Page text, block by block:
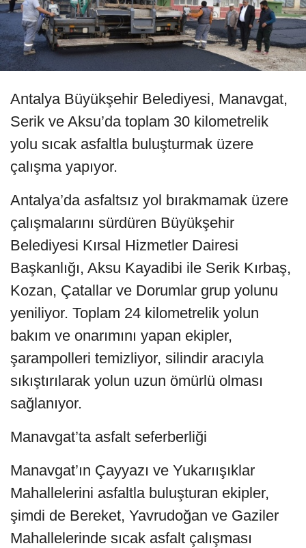
Antalya Büyükşehir Belediyesi, Manavgat,
Serik ve Aksu’da toplam 30 kilometrelik
yolu sıcak asfaltla buluşturmak üzere
çalışma yapıyor.
Antalya’da asfaltsız yol bırakmamak üzere
çalışmalarını sürdüren Büyükşehir
Belediyesi Kırsal Hizmetler Dairesi
Başkanlığı, Aksu Kayadibi ile Serik Kırbaş,
Kozan, Çatallar ve Dorumlar grup yolunu
yeniliyor. Toplam 24 kilometrelik yolun
bakım ve onarımını yapan ekipler,
şarampolleri temizliyor, silindir aracıyla
sıkıştırılarak yolun uzun ömürlü olması
sağlanıyor.
Manavgat’ta asfalt seferberliği
Manavgat’ın Çayyazı ve Yukarıışıklar
Mahallelerini asfaltla buluşturan ekipler,
şimdi de Bereket, Yavrudoğan ve Gaziler
Mahallelerinde sıcak asfalt çalışması